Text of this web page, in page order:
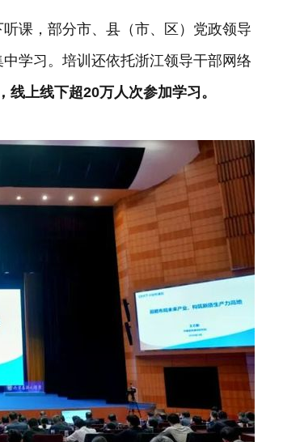
课，部分市、县（市、区）党政领导
学习。培训还依托浙江领导干部网络
上线下超20万人次参加学习。